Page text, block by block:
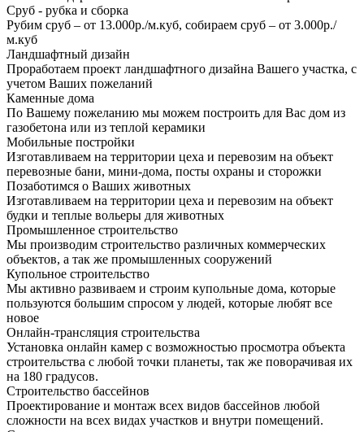
Сруб - рубка и сборка
Рубим сруб – от 13.000р./м.куб, собираем сруб – от 3.000р./
м.куб
Ландшафтный дизайн
Проработаем проект ландшафтного дизайна Вашего участка, с
учетом Ваших пожеланий
Каменные дома
По Вашему пожеланию мы можем построить для Вас дом из
газобетона или из теплой керамики
Мобильные постройки
Изготавливаем на территории цеха и перевозим на объект
перевозные бани, мини-дома, посты охраны и сторожки
Позаботимся о Ваших животных
Изготавливаем на территории цеха и перевозим на объект
будки и теплые вольеры для животных
Промышленное строительство
Мы производим строительство различных коммерческих
объектов, а так же промышленных сооружений
Купольное строительство
Мы активно развиваем и строим купольные дома, которые
пользуются большим спросом у людей, которые любят все
новое
Онлайн-трансляция строительства
Установка онлайн камер с возможностью просмотра объекта
строительства с любой точки планеты, так же поворачивая их
на 180 градусов.
Строительство бассейнов
Проектирование и монтаж всех видов бассейнов любой
сложности на всех видах участков и внутри помещений.